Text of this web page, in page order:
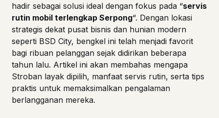
hadir sebagai solusi ideal dengan fokus pada “servis
rutin mobil terlengkap Serpong“. Dengan lokasi
strategis dekat pusat bisnis dan hunian modern
seperti BSD City, bengkel ini telah menjadi favorit
bagi ribuan pelanggan sejak didirikan beberapa
tahun lalu. Artikel ini akan membahas mengapa
Stroban layak dipilih, manfaat servis rutin, serta tips
praktis untuk memaksimalkan pengalaman
berlangganan mereka.